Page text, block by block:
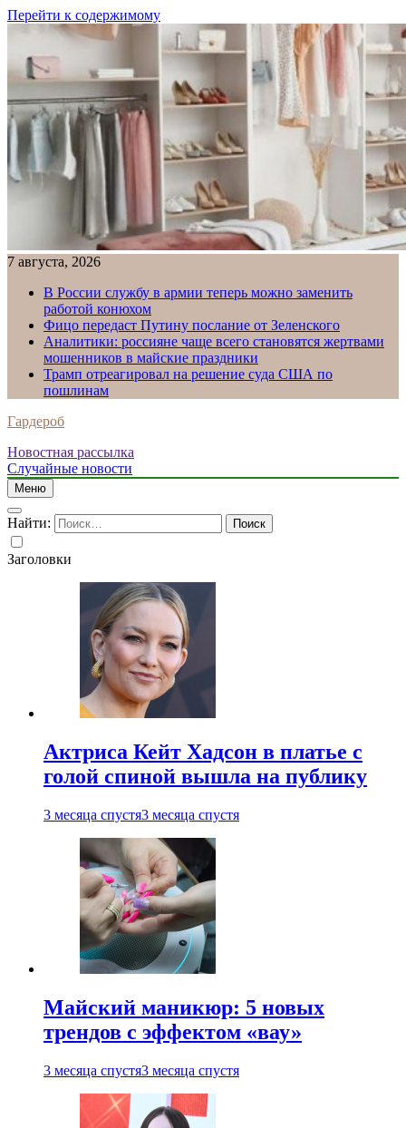
Перейти к содержимому
7 августа, 2026
В России службу в армии теперь можно заменить
работой конюхом
Фицо передаст Путину послание от Зеленского
Аналитики: россияне чаще всего становятся жертвами
мошенников в майские праздники
Трамп отреагировал на решение суда США по
пошлинам
Гардероб
Новостная рассылка
Случайные новости
Меню
Найти:
Заголовки
Актриса Кейт Хадсон в платье с
голой спиной вышла на публику
3 месяца спустя3 месяца спустя
Майский маникюр: 5 новых
трендов с эффектом «вау»
3 месяца спустя3 месяца спустя